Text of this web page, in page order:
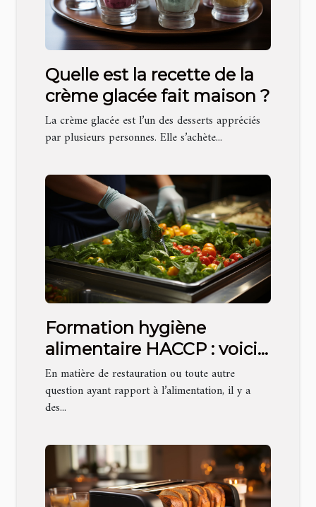
Quelle est la recette de la
crème glacée fait maison ?
La crème glacée est l’un des desserts appréciés
par plusieurs personnes. Elle s’achète...
Formation hygiène
alimentaire HACCP : voici
les informations
essentielles que vous
devez avoir à propos
En matière de restauration ou toute autre
question ayant rapport à l’alimentation, il y a
des...